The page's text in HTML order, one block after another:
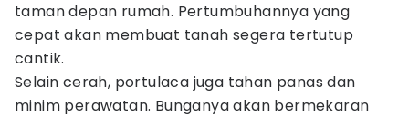
taman depan rumah. Pertumbuhannya yang
cepat akan membuat tanah segera tertutup
cantik.
Selain cerah, portulaca juga tahan panas dan
minim perawatan. Bunganya akan bermekaran